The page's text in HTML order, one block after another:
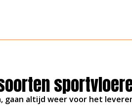
gaan altijd weer voor het